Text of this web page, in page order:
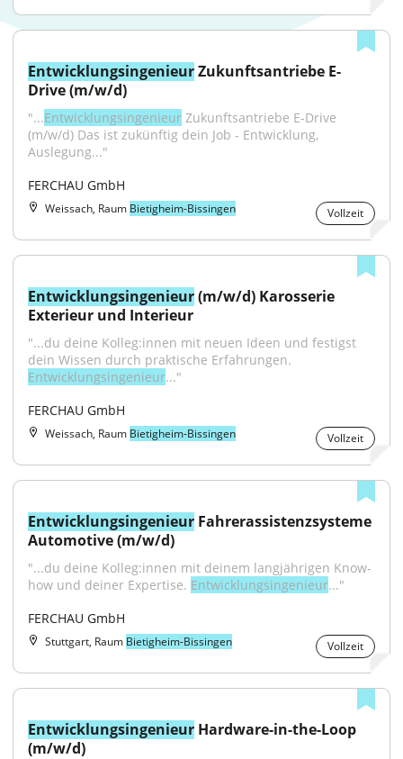
Entwicklungsingenieur Zukunftsantriebe E-
Drive (m/w/d)
"...Entwicklungsingenieur Zukunftsantriebe E-Drive
(m/w/d) Das ist zukünftig dein Job - Entwicklung,
Auslegung..."
FERCHAU GmbH
Weissach, Raum Bietigheim-Bissingen Vollzeit
Entwicklungsingenieur (m/w/d) Karosserie
Exterieur und Interieur
"...du deine Kolleg:innen mit neuen Ideen und festigst
Entwicklungsingenieur..."
FERCHAU GmbH
Weissach, Raum Bietigheim-Bissingen Vollzeit
Entwicklungsingenieur Fahrerassistenzsysteme
Automotive (m/w/d)
"...du deine Kolleg:innen mit deinem langjährigen Know-
how und deiner Expertise. Entwicklungsingenieur..."
FERCHAU GmbH
Stuttgart, Raum Bietigheim-Bissingen Vollzeit
Entwicklungsingenieur Hardware-in-the-Loop
(m/w/d)